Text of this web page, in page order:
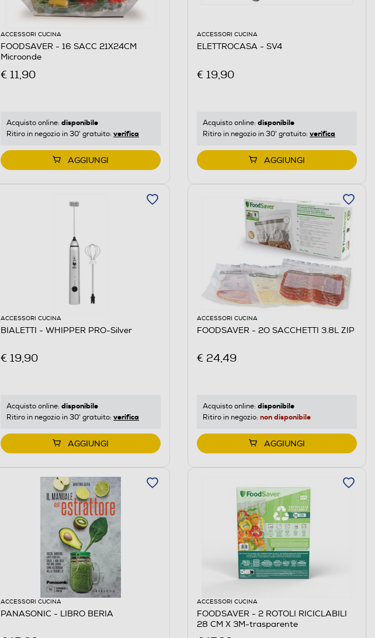
ACCESSORI CUCINA
FOODSAVER - 16 SACC 21X24CM
Microonde
€ 11,90
Acquisto online: disponibile
Ritiro in negozio in 30' gratuito: verifica
AGGIUNGI
ACCESSORI CUCINA
ELETTROCASA - SV4
€ 19,90
Acquisto online: disponibile
Ritiro in negozio in 30' gratuito: verifica
AGGIUNGI
ACCESSORI CUCINA
BIALETTI - WHIPPER PRO-Silver
€ 19,90
Acquisto online: disponibile
Ritiro in negozio in 30' gratuito: verifica
AGGIUNGI
ACCESSORI CUCINA
FOODSAVER - 2O SACCHETTI 3.8L ZIP
€ 24,49
Acquisto online: disponibile
Ritiro in negozio: non disponibile
AGGIUNGI
ACCESSORI CUCINA
PANASONIC - LIBRO BERIA
ACCESSORI CUCINA
FOODSAVER - 2 ROTOLI RICICLABILI
28 CM X 3M-trasparente